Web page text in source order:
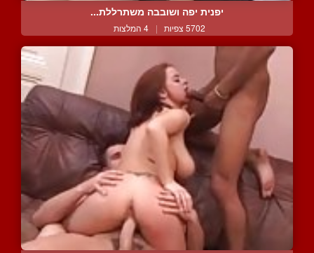
יפנית יפה ושובבה משתרללת...
5702 צפיות | 4 המלצות